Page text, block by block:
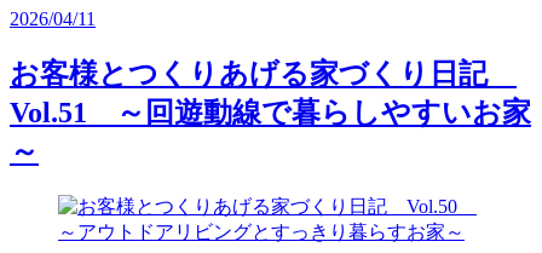
2026/04/11
お客様とつくりあげる家づくり日記
Vol.51 ～回遊動線で暮らしやすいお家
～